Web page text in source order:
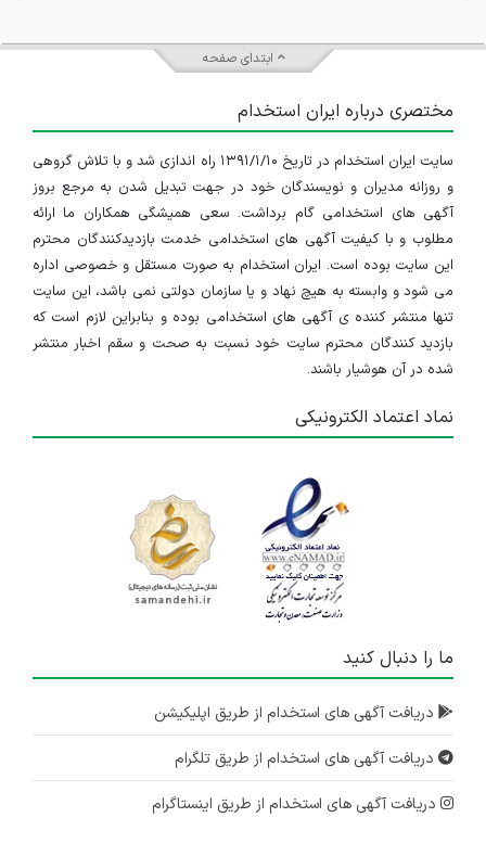
ابتدای صفحه
مختصری درباره ایران استخدام
سایت ایران استخدام در تاریخ ۱۳۹۱/۱/۱۰ راه اندازی شد و با تلاش گروهی
و روزانه مدیران و نویسندگان خود در جهت تبدیل شدن به مرجع بروز
آگهی های استخدامی گام برداشت. سعی همیشگی همکاران ما ارائه
مطلوب و با کیفیت آگهی های استخدامی خدمت بازدیدکنندگان محترم
این سایت بوده است. ایران استخدام به صورت مستقل و خصوصی اداره
می شود و وابسته به هیچ نهاد و یا سازمان دولتی نمی باشد، این سایت
تنها منتشر کننده ی آگهی های استخدامی بوده و بنابراین لازم است که
بازدید کنندگان محترم سایت خود نسبت به صحت و سقم اخبار منتشر
شده در آن هوشیار باشند.
نماد اعتماد الکترونیکی
ما را دنبال کنید
دریافت آگهی های استخدام از طریق اپلیکیشن
دریافت آگهی های استخدام از طریق تلگرام
دریافت آگهی های استخدام از طریق اینستاگرام